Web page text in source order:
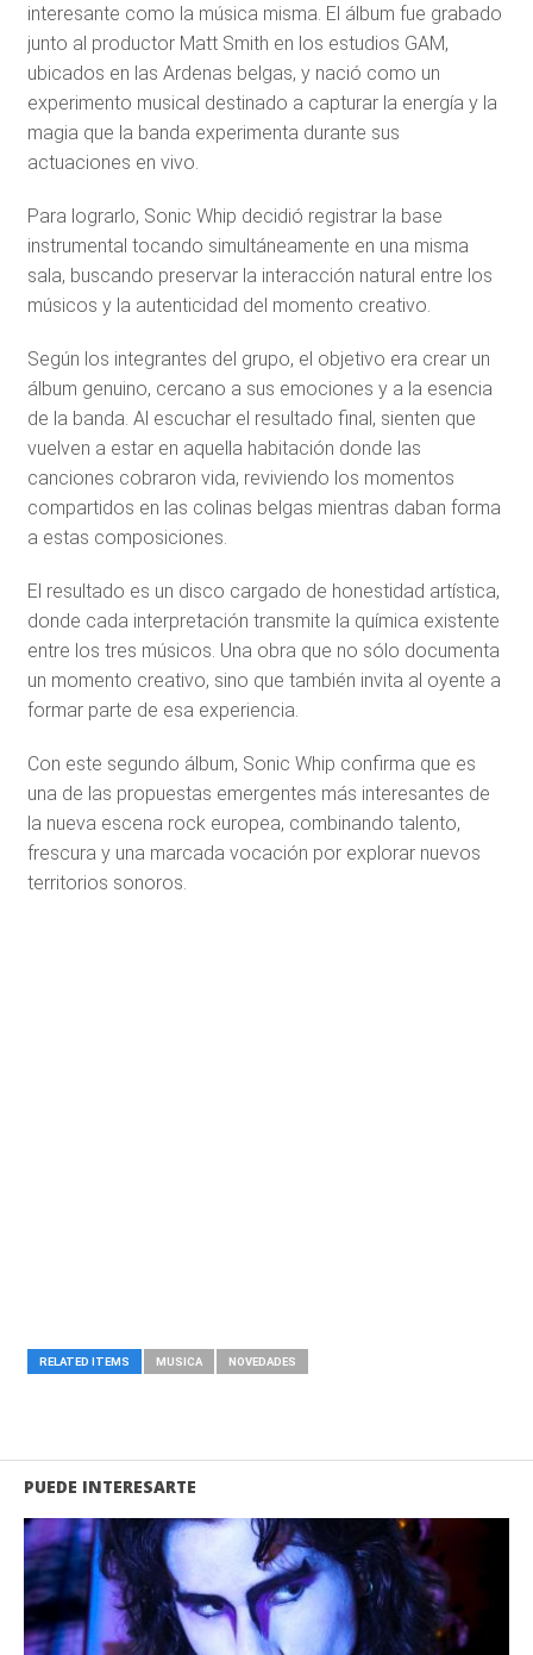
interesante como la música misma. El álbum fue grabado
junto al productor Matt Smith en los estudios GAM,
ubicados en las Ardenas belgas, y nació como un
experimento musical destinado a capturar la energía y la
magia que la banda experimenta durante sus
actuaciones en vivo.
Para lograrlo, Sonic Whip decidió registrar la base
instrumental tocando simultáneamente en una misma
sala, buscando preservar la interacción natural entre los
músicos y la autenticidad del momento creativo.
Según los integrantes del grupo, el objetivo era crear un
álbum genuino, cercano a sus emociones y a la esencia
de la banda. Al escuchar el resultado final, sienten que
vuelven a estar en aquella habitación donde las
canciones cobraron vida, reviviendo los momentos
compartidos en las colinas belgas mientras daban forma
a estas composiciones.
El resultado es un disco cargado de honestidad artística,
donde cada interpretación transmite la química existente
entre los tres músicos. Una obra que no sólo documenta
un momento creativo, sino que también invita al oyente a
formar parte de esa experiencia.
Con este segundo álbum, Sonic Whip confirma que es
una de las propuestas emergentes más interesantes de
la nueva escena rock europea, combinando talento,
frescura y una marcada vocación por explorar nuevos
territorios sonoros.
RELATED ITEMS MUSICA NOVEDADES
PUEDE INTERESARTE